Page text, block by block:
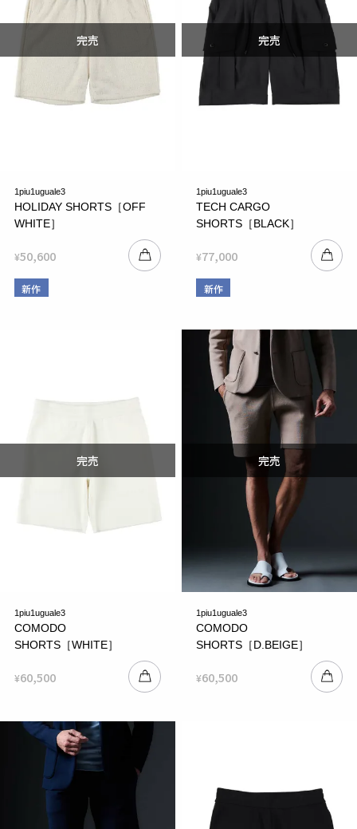
1piu1uguale3
HOLIDAY SHORTS［OFF
WHITE］
¥50,600
新作
1piu1uguale3
TECH CARGO
SHORTS［BLACK］
¥77,000
新作
1piu1uguale3
COMODO
SHORTS［WHITE］
¥60,500
1piu1uguale3
COMODO
SHORTS［D.BEIGE］
¥60,500